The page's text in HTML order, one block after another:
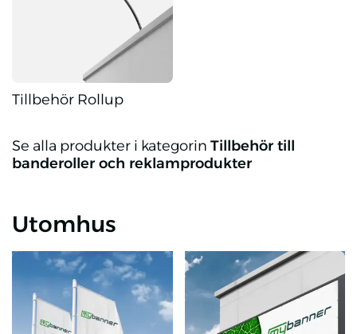
Tillbehör Rollup
Se alla produkter i kategorin Tillbehör till
banderoller och reklamprodukter
Utomhus